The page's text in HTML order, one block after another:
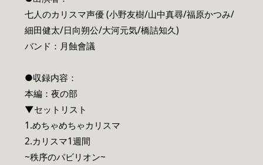
七人のカリスマ声優 (小野友樹/山中真尋/福原かつみ/
細田健太/日向朔公/大河元気/橋詰知久)
バンド：月蝕會議
●収録内容：
本編：夜の部
▼セットリスト
1.めちゃめちゃカリスマ
2.カリスマ1週間
~秩序のパビリオン~